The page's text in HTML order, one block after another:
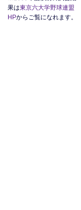
果は東京六大学野球連盟
HPからご覧になれます。